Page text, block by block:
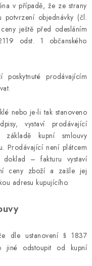
v případě, že ze strany
potvrzení objednávky (čl.
ještě před odesláním
odst. 1 občanského
prodávajícím
nebo je-li tak stanoveno
vystaví prodávající
základě kupní smlouvy
Prodávající není plátcem
– fakturu vystaví
ceny zboží a zašle jej
adresu kupujícího.
dle ustanovení § 1837
jiné odstoupit od kupní